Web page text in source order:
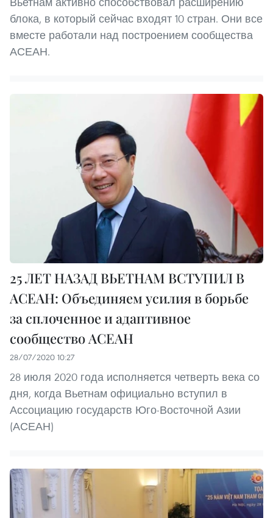
блока, в который сейчас входят 10 стран. Они все
вместе работали над построением сообщества
АСЕАН.
25 ЛЕТ НАЗАД ВЬЕТНАМ ВСТУПИЛ В
АСЕАН: Объединяем усилия в борьбе
за сплоченное и адаптивное
сообщество АСЕАН
28/07/2020 10:27
28 июля 2020 года исполняется четверть века со
дня, когда Вьетнам официально вступил в
Ассоциацию государств Юго-Восточной Азии
(АСЕАН)